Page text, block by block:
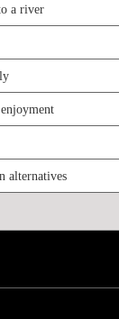
a river
alternatives